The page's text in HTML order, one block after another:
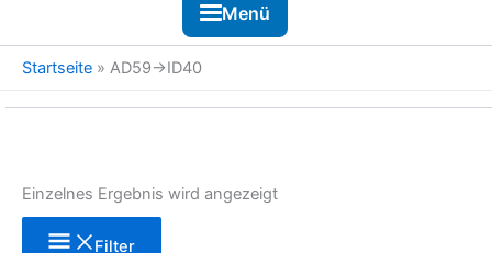
Menü
Startseite » AD59→ID40
Einzelnes Ergebnis wird angezeigt
Filter